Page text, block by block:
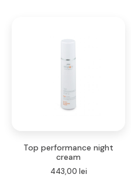
Top performance night
cream
443,00 lei